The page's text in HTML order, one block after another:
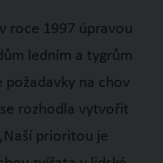
roce 1997 úpravou
ledním a tygrům
požadavky na chov
rozhodla vytvořit
prioritou je